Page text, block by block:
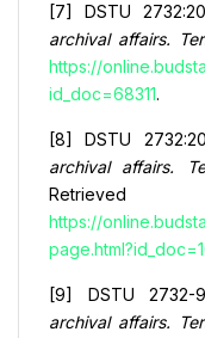
[7] DSTU
archival affairs.
https://
id_doc=68311.
[8] DSTU
archival affairs.
https://
[9] DSTU 2732-
archival affairs.